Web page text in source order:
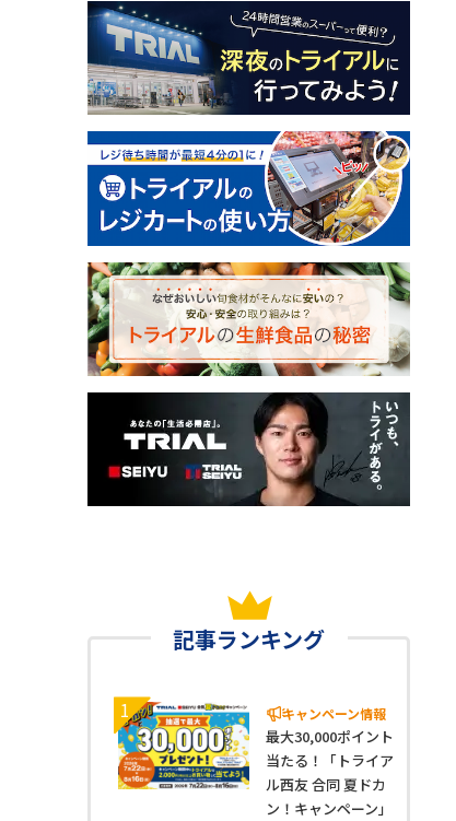
記事ランキング
1 キャンペーン情報
最大30,000ポイント
当たる！「トライア
ル西友 合同 夏ドカ
ン！キャンペーン」